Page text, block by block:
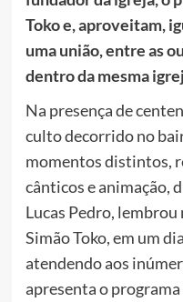
Toko e, aproveitam,
uma união, entre as
dentro da mesma
Na presença de
culto decorrido no
momentos distintos,
cânticos e animação,
Lucas Pedro, lembrou
Simão Toko, em um
atendendo aos
apresenta o programa